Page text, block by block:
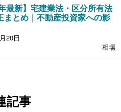
最新】宅建業法・区分所有法
まとめ｜不動産投資家への影
20日
相場
記事